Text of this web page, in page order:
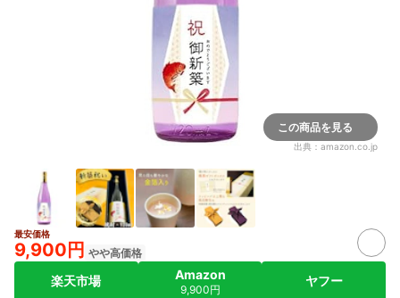
この商品を見る
出典： amazon.co.jp
最安価格
9,900円 やや高価格
楽天市場 Amazon
9,900円
ヤフー